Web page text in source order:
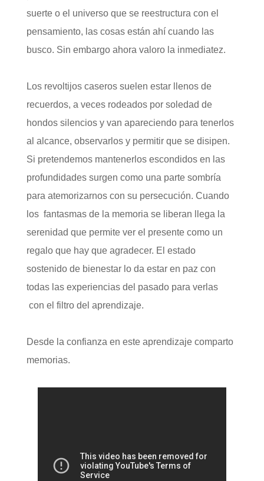
suerte o el universo que se reestructura con el
pensamiento, las cosas están ahí cuando las
busco. Sin embargo ahora valoro la inmediatez.
Los revoltijos caseros suelen estar llenos de
recuerdos, a veces rodeados por soledad de
hondos silencios y van apareciendo para tenerlos
al alcance, observarlos y permitir que se disipen.
Si pretendemos mantenerlos escondidos en las
profundidades surgen como una parte sombría
para atemorizarnos con su persecución. Cuando
los fantasmas de la memoria se liberan llega la
serenidad que permite ver el presente como un
regalo que hay que agradecer. El estado
sostenido de bienestar lo da estar en paz con
todas las experiencias del pasado para verlas
con el filtro del aprendizaje.
Desde la confianza en este aprendizaje comparto
memorias.